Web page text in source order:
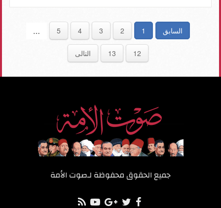
السابق 1
2
3
4
5
…
12
13 التالى
جميع الحقوق محفوظة لـصوت الأمة